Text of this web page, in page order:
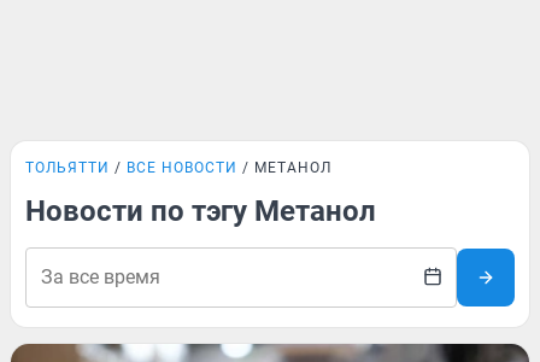
ТОЛЬЯТТИ ВСЕ НОВОСТИ МЕТАНОЛ
Новости по тэгу Метанол